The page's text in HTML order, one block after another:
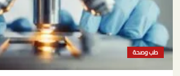
طب وصحة